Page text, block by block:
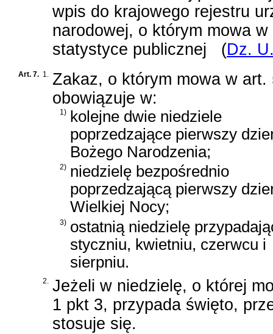
wpis do krajowego rejestru
narodowej, o którym mowa w
statystyce publicznej
(Dz.
Art. 7. 1.
Zakaz, o którym mowa w art.
obowiązuje w:
1) kolejne dwie niedziele
poprzedzające pierwszy
Bożego Narodzenia;
2) niedzielę bezpośrednio
poprzedzającą pierwszy
Wielkiej Nocy;
3) ostatnią niedzielę
styczniu, kwietniu, czerwcu i
sierpniu.
2. Jeżeli w niedzielę, o której
1 pkt 3, przypada święto,
stosuje się.